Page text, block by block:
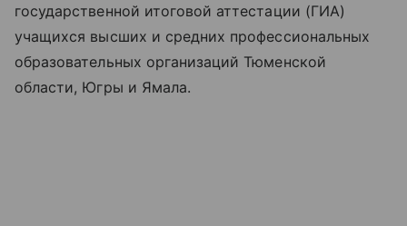
государственной итоговой аттестации (ГИА)
учащихся высших и средних профессиональных
образовательных организаций Тюменской
области, Югры и Ямала.